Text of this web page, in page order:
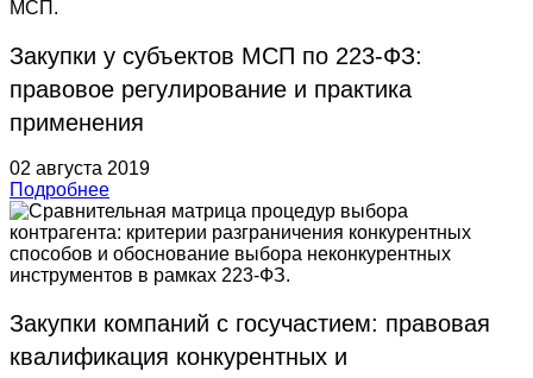
Закупки у субъектов МСП по 223-ФЗ:
правовое регулирование и практика
применения
02 августа 2019
Подробнее
Закупки компаний с госучастием: правовая
квалификация конкурентных и